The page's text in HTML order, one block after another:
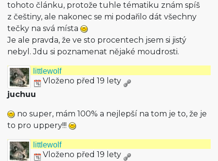
tohoto článku, protože tuhle tématiku znám spíš
z češtiny, ale nakonec se mi podařilo dát všechny
tečky na svá místa
Je ale pravda, že ve sto procentech jsem si jistý
nebyl. Jdu si poznamenat nějaké moudrosti.
littlewolf
Vloženo před 19 lety
juchuu
no super, mám 100% a nejlepší na tom je to, že je
to pro uppery!!!
littlewolf
Vloženo před 19 lety